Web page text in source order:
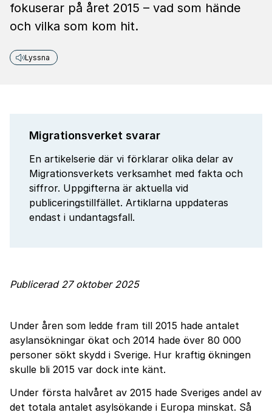
fokuserar på året 2015 – vad som hände
och vilka som kom hit.
Lyssna
Migrationsverket svarar
En artikelserie där vi förklarar olika delar av
Migrationsverkets verksamhet med fakta och
siffror. Uppgifterna är aktuella vid
publiceringstillfället. Artiklarna uppdateras
endast i undantagsfall.
Publicerad 27 oktober 2025
Under åren som ledde fram till 2015 hade antalet
asylansökningar ökat och 2014 hade över 80 000
personer sökt skydd i Sverige. Hur kraftig ökningen
skulle bli 2015 var dock inte känt.
Under första halvåret av 2015 hade Sveriges andel av
det totala antalet asylsökande i Europa minskat. Så